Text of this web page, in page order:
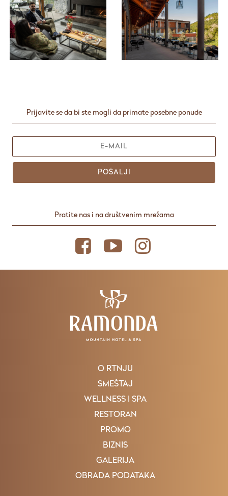
Prijavite se da bi ste mogli da primate posebne ponude
POŠALJI
Pratite nas i na društvenim mrežama
O RTNJU
SMEŠTAJ
WELLNESS I SPA
RESTORAN
PROMO
BIZNIS
GALERIJA
OBRADA PODATAKA